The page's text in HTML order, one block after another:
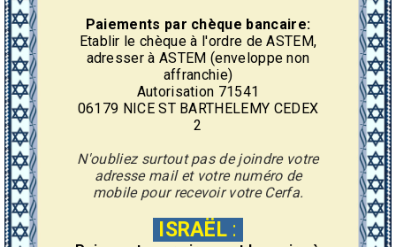
Paiements par chèque bancaire:
Etablir le chèque à l'ordre de ASTEM,
adresser à ASTEM (enveloppe non
affranchie)
Autorisation 71541
06179 NICE ST BARTHELEMY CEDEX
2
N'oubliez surtout pas de joindre votre
adresse mail et votre numéro de
mobile pour recevoir votre Cerfa.
ISRAËL :